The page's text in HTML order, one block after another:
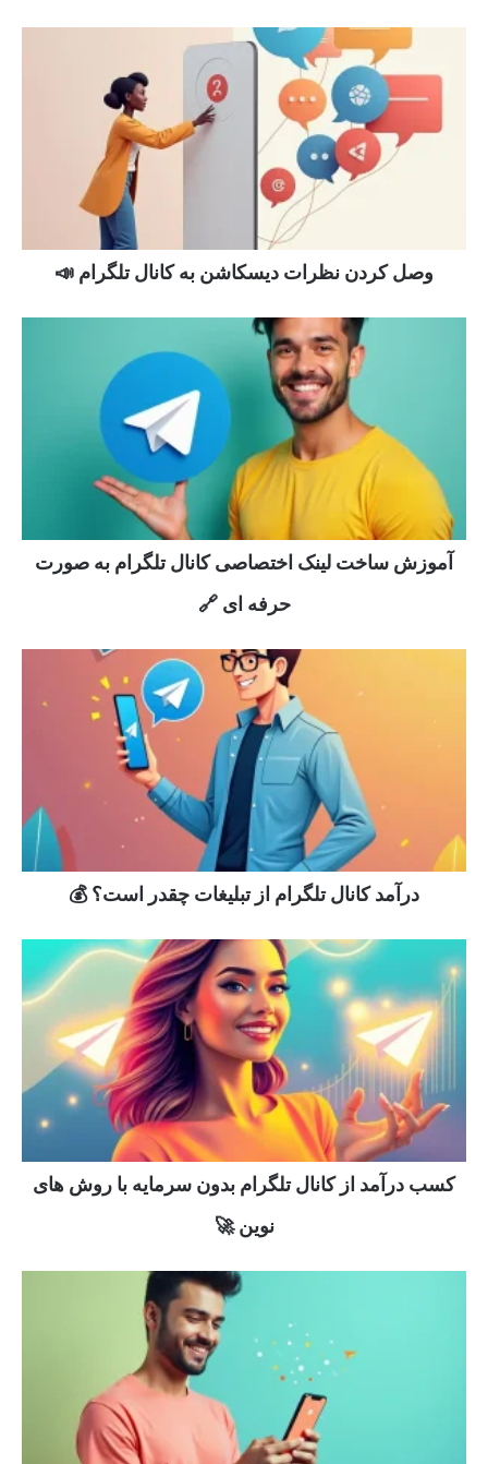
وصل کردن نظرات دیسکاشن به کانال تلگرام 📣
آموزش ساخت لینک اختصاصی کانال تلگرام به صورت
حرفه ای 🔗
درآمد کانال تلگرام از تبلیغات چقدر است؟ 💰
کسب درآمد از کانال تلگرام بدون سرمایه با روش های
نوین 🚀